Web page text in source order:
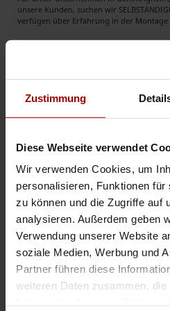
Zustimmung
Diese Webseite verwendet
Wir verwenden Cookies, um
personalisieren, Funktionen
zu können und die Zugriffe auf
analysieren. Außerdem geben
Verwendung unserer Website
soziale Medien, Werbung und
Partner führen diese
weiteren Daten zusammen,
unsere Kunden, suchen wir
verfügen über Erfahrung in der Montage
Auftragswert: 30.000,00 EUR
2er Team - für Rohrleitungen zu isolieren
Auftragin 97421, Schweinfurt
Weitere Premium-
Suchen Subunternehmer aus